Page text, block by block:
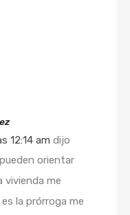
12:14 am dijo
orientar
vivienda me
la prórroga me